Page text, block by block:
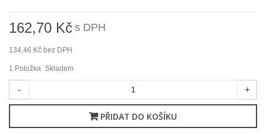
162,70 Kč s DPH
134,46 Kč bez DPH
1 Položka Skladem
- +
PŘIDAT DO KOŠÍKU